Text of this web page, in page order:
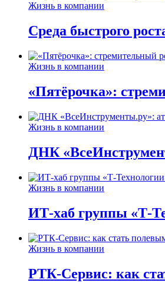
Жизнь в компании
Среда быстрого
Жизнь в компании
«Пятёрочка»:
Жизнь в компании
ДНК
Жизнь в компании
ИТ-хаб группы «Т-
Жизнь в компании
РТК-Сервис: как